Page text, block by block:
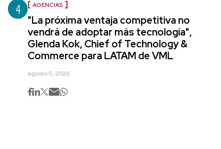
4 AGENCIAS
"La próxima ventaja competitiva no
vendrá de adoptar más tecnología",
Glenda Kok, Chief of Technology &
Commerce para LATAM de VML
agosto 5, 2026